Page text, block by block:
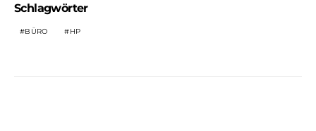
Schlagwörter
BÜRO HP